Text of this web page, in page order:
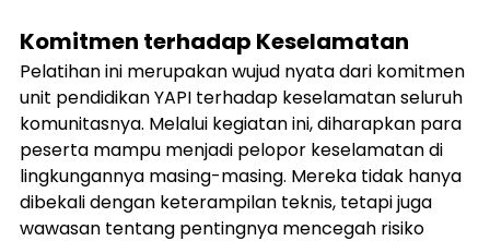
Komitmen terhadap Keselamatan
Pelatihan ini merupakan wujud nyata dari komitmen
unit pendidikan YAPI terhadap keselamatan seluruh
komunitasnya. Melalui kegiatan ini, diharapkan para
peserta mampu menjadi pelopor keselamatan di
lingkungannya masing-masing. Mereka tidak hanya
dibekali dengan keterampilan teknis, tetapi juga
wawasan tentang pentingnya mencegah risiko